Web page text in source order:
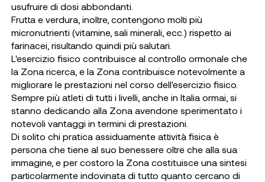
usufruire di dosi abbondanti.
Frutta e verdura, inoltre, contengono molti più
micronutrienti (vitamine, sali minerali, ecc.) rispetto ai
farinacei, risultando quindi più salutari.
L'esercizio fisico contribuisce al controllo ormonale che
la Zona ricerca, e la Zona contribuisce notevolmente a
migliorare le prestazioni nel corso dell'esercizio fisico.
Sempre più atleti di tutti i livelli, anche in Italia ormai, si
stanno dedicando alla Zona avendone sperimentato i
notevoli vantaggi in termini di prestazioni.
Di solito chi pratica assiduamente attività fisica è
persona che tiene al suo benessere oltre che alla sua
immagine, e per costoro la Zona costituisce una sintesi
particolarmente indovinata di tutto quanto cercano di